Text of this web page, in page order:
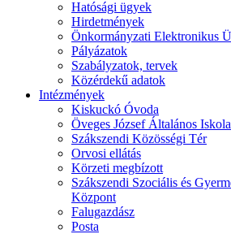
Hatósági ügyek
Hirdetmények
Önkormányzati Elektronikus
Pályázatok
Szabályzatok, tervek
Közérdekű adatok
Intézmények
Kiskuckó Óvoda
Öveges József Általános Iskola
Szákszendi Közösségi Tér
Orvosi ellátás
Körzeti megbízott
Szákszendi Szociális és
Központ
Falugazdász
Posta